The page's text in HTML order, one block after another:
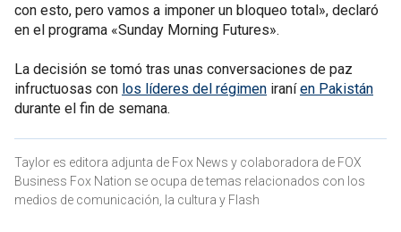
con esto, pero vamos a imponer un bloqueo total», declaró
en el programa «Sunday Morning Futures».
La decisión se tomó tras unas conversaciones de paz
infructuosas con los líderes del régimen iraníen Pakistán
durante el fin de semana.
Taylor es editora adjunta de Fox News y colaboradora de FOX
Business Fox Nation se ocupa de temas relacionados con los
medios de comunicación, la cultura y Flash